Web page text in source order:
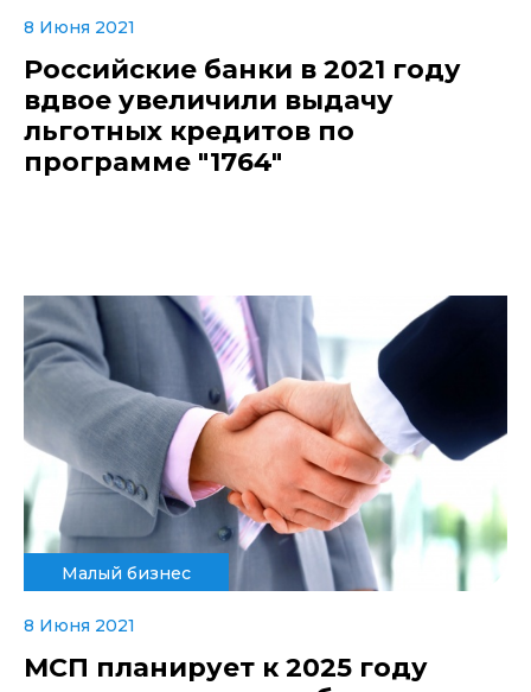
8 Июня 2021
Российские банки в 2021 году
вдвое увеличили выдачу
льготных кредитов по
программе "1764"
Малый бизнес
8 Июня 2021
МСП планирует к 2025 году